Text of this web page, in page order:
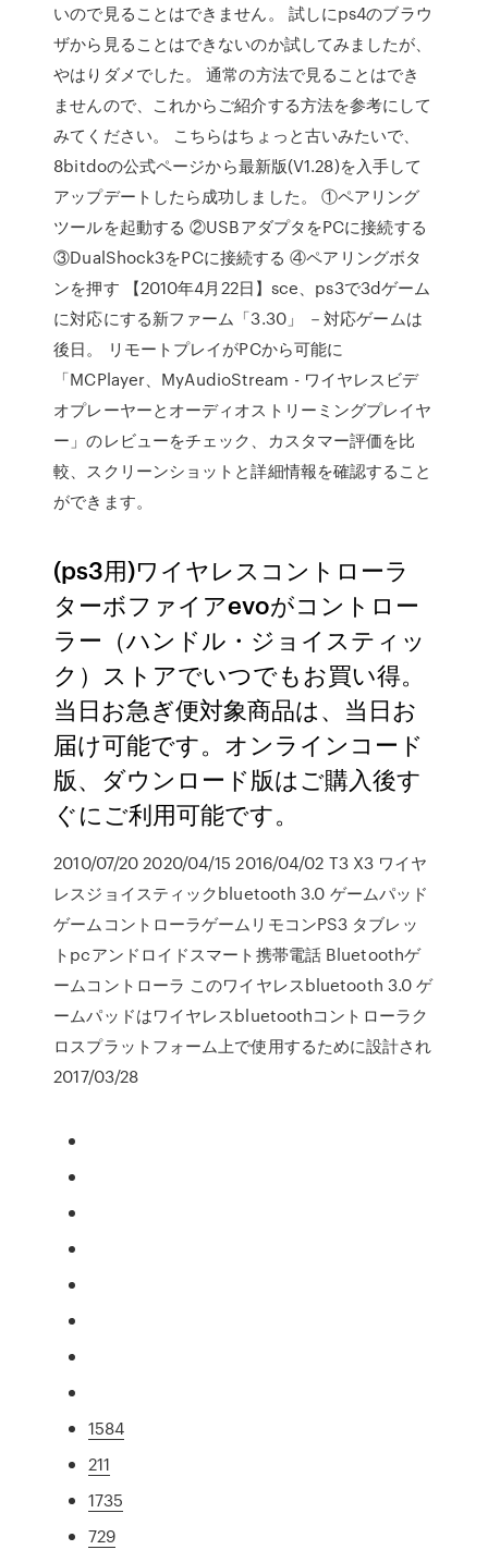
いので見ることはできません。 試しにps4のブラウ
ザから見ることはできないのか試してみましたが、
やはりダメでした。 通常の方法で見ることはでき
ませんので、これからご紹介する方法を参考にして
みてください。 こちらはちょっと古いみたいで、
8bitdoの公式ページから最新版(V1.28)を入手して
アップデートしたら成功しました。 ①ペアリング
ツールを起動する ②USBアダプタをPCに接続する
③DualShock3をPCに接続する ④ペアリングボタ
ンを押す 【2010年4月22日】sce、ps3で3dゲーム
に対応にする新ファーム「3.30」 －対応ゲームは
後日。 リモートプレイがPCから可能に
‎「MCPlayer、MyAudioStream - ワイヤレスビデ
オプレーヤーとオーディオストリーミングプレイヤ
ー」のレビューをチェック、カスタマー評価を比
較、スクリーンショットと詳細情報を確認すること
ができます。
(ps3用)ワイヤレスコントローラ
ターボファイアevoがコントロー
ラー（ハンドル・ジョイスティッ
ク）ストアでいつでもお買い得。
当日お急ぎ便対象商品は、当日お
届け可能です。オンラインコード
版、ダウンロード版はご購入後す
ぐにご利用可能です。
2010/07/20 2020/04/15 2016/04/02 T3 X3 ワイヤ
レスジョイスティックbluetooth 3.0 ゲームパッド
ゲームコントローラゲームリモコンPS3 タブレッ
トpcアンドロイドスマート携帯電話 Bluetoothゲ
ームコントローラ このワイヤレスbluetooth 3.0 ゲ
ームパッドはワイヤレスbluetoothコントローラク
ロスプラットフォーム上で使用するために設計され
2017/03/28
1584
211
1735
729